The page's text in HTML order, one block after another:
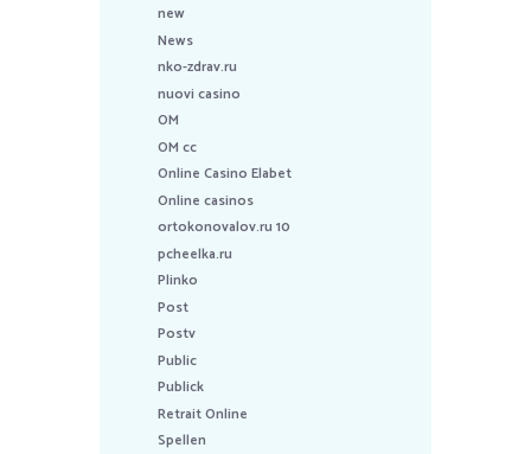
new
News
nko-zdrav.ru
nuovi casino
OM
OM cc
Online Casino Elabet
Online casinos
ortokonovalov.ru 10
pcheelka.ru
Plinko
Post
Postv
Public
Publick
Retrait Online
Spellen